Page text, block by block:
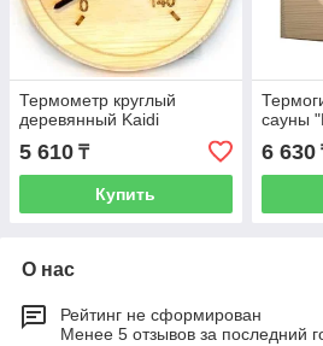
Термометр круглый
деревянный Kaidi
5 610 ₸
Купить
сауны
6 630
О нас
Рейтинг не сформирован
Менее 5 отзывов за последний